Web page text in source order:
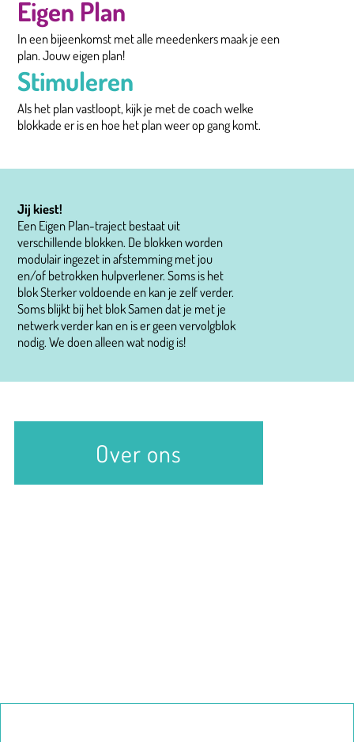
Eigen Plan
In een bijeenkomst met alle meedenkers maak je een
plan. Jouw eigen plan!
Stimuleren
Als het plan vastloopt, kijk je met de coach welke
blokkade er is en hoe het plan weer op gang komt.
Jij kiest!
Een Eigen Plan-traject bestaat uit
verschillende blokken. De blokken worden
modulair ingezet in afstemming met jou
en/of betrokken hulpverlener. Soms is het
blok Sterker voldoende en kan je zelf verder.
Soms blijkt bij het blok Samen dat je met je
netwerk verder kan en is er geen vervolgblok
nodig. We doen alleen wat nodig is!
Over ons